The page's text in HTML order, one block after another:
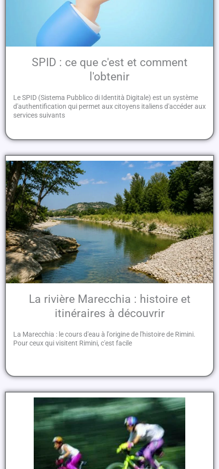
SPID : ce que c'est et comment
l'obtenir
Le SPID (Sistema Pubblico di Identità Digitale) est un système
d'authentification qui permet aux citoyens italiens d'accéder aux
services suivants
La rivière Marecchia : histoire et
itinéraires à découvrir
La Marecchia : le cours d'eau à l'origine de l'histoire de Rimini.
Pour ceux qui visitent Rimini, c'est facile